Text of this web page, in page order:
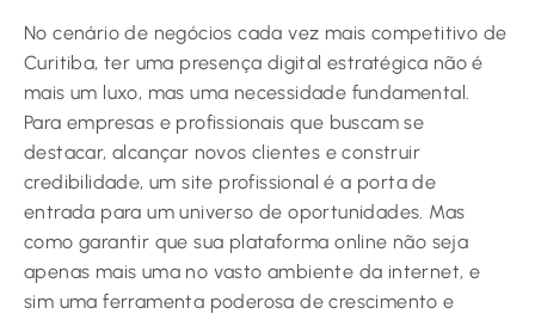
No cenário de negócios cada vez mais competitivo de
Curitiba, ter uma presença digital estratégica não é
mais um luxo, mas uma necessidade fundamental.
Para empresas e profissionais que buscam se
destacar, alcançar novos clientes e construir
credibilidade, um site profissional é a porta de
entrada para um universo de oportunidades. Mas
como garantir que sua plataforma online não seja
apenas mais uma no vasto ambiente da internet, e
sim uma ferramenta poderosa de crescimento e